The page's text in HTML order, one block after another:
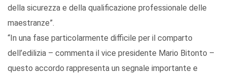
della sicurezza e della qualificazione professionale delle
maestranze”.
“In una fase particolarmente difficile per il comparto
dell’edilizia – commenta il vice presidente Mario Bitonto –
questo accordo rappresenta un segnale importante e